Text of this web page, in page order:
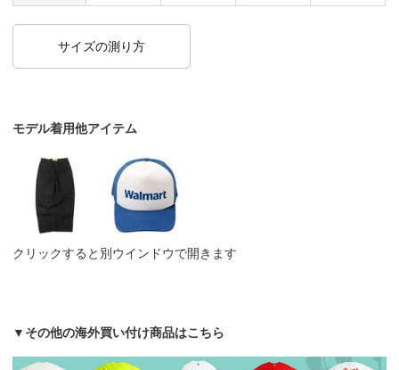
サイズの測り方
モデル着用他アイテム
クリックすると別ウインドウで開きます
▼その他の海外買い付け商品はこちら